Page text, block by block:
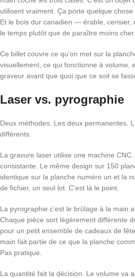
utilisent vraiment. Ça porte quelque chose
Et le bois dur canadien — érable,
le temps plutôt que de paraître moins cher.
Ce billet couvre ce qu’on met sur la
visuellement, ce qui fonctionne à volume,
graveur avant que quoi que ce soit se
Laser vs. pyrographie
Deux méthodes. Les deux permanentes.
différents.
La gravure laser utilise une machine CNC.
consistante. Le même design sur 150
identique sur la planche numéro un et la
de fichier, un seul lot. C’est là le point.
La pyrographie c’est le brûlage à la main
Chaque pièce sort légèrement différente
pour un petit ensemble de cadeaux de
main fait partie de ce que la planche
Pas pratique.
La quantité fait la décision. Le volume va